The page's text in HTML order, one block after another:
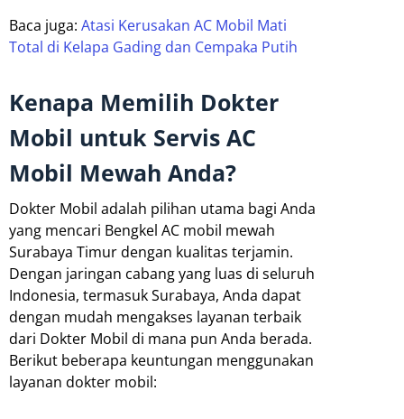
Baca juga: Atasi Kerusakan AC Mobil Mati
Total di Kelapa Gading dan Cempaka Putih
Kenapa Memilih Dokter
Mobil untuk Servis AC
Mobil Mewah Anda?
Dokter Mobil adalah pilihan utama bagi Anda
yang mencari Bengkel AC mobil mewah
Surabaya Timur dengan kualitas terjamin.
Dengan jaringan cabang yang luas di seluruh
Indonesia, termasuk Surabaya, Anda dapat
dengan mudah mengakses layanan terbaik
dari Dokter Mobil di mana pun Anda berada.
Berikut beberapa keuntungan menggunakan
layanan dokter mobil: